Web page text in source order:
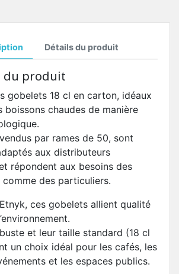
Détails du produit
du produit
gobelets 18 cl en carton, idéaux
boissons chaudes de manière
par rames de 50, sont
aux distributeurs
répondent aux besoins des
des particuliers.
ces gobelets allient qualité
et leur taille standard (18 cl
un choix idéal pour les cafés, les
et les espaces publics.